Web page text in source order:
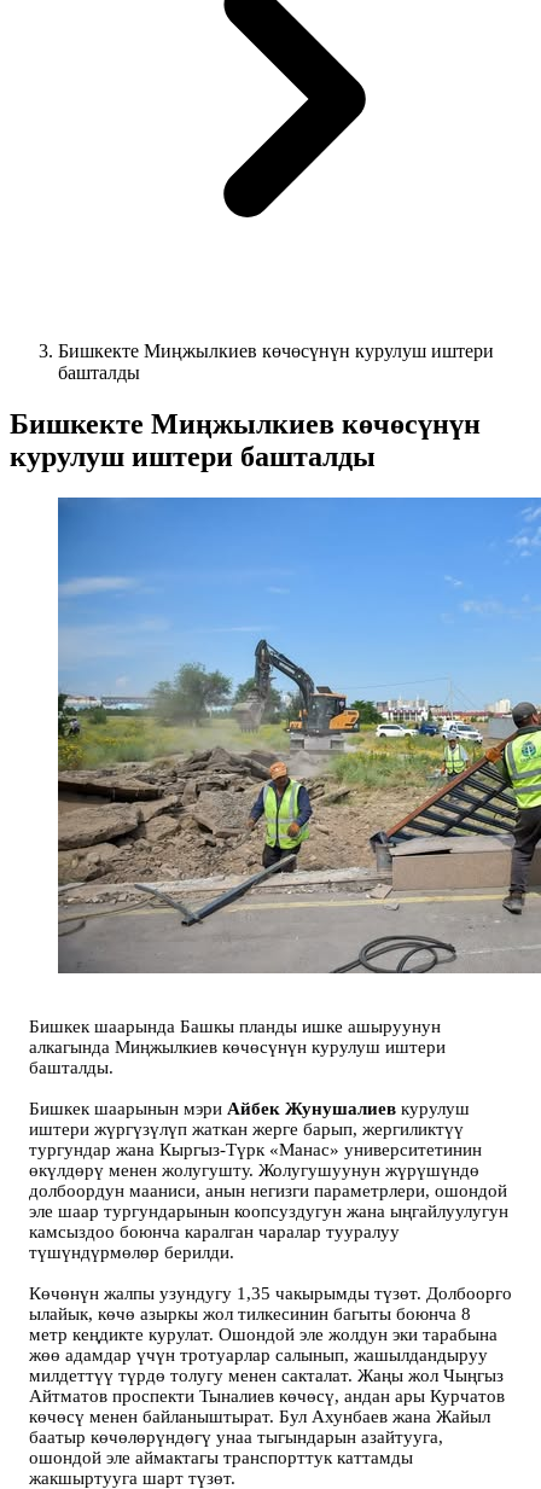
Бишкекте Миңжылкиев көчөсүнүн курулуш иштери
башталды
Бишкекте Миңжылкиев көчөсүнүн
курулуш иштери башталды
Бишкек шаарында Башкы планды ишке ашыруунун
алкагында Миңжылкиев көчөсүнүн курулуш иштери
башталды.
Бишкек шаарынын мэри Айбек Жунушалиев курулуш
иштери жүргүзүлүп жаткан жерге барып, жергиликтүү
тургундар жана Кыргыз-Түрк «Манас» университетинин
өкүлдөрү менен жолугушту. Жолугушуунун жүрүшүндө
долбоордун мааниси, анын негизги параметрлери, ошондой
эле шаар тургундарынын коопсуздугун жана ыңгайлуулугун
камсыздоо боюнча каралган чаралар тууралуу
түшүндүрмөлөр берилди.
Көчөнүн жалпы узундугу 1,35 чакырымды түзөт. Долбоорго
ылайык, көчө азыркы жол тилкесинин багыты боюнча 8
метр кеңдикте курулат. Ошондой эле жолдун эки тарабына
жөө адамдар үчүн тротуарлар салынып, жашылдандыруу
милдеттүү түрдө толугу менен сакталат. Жаңы жол Чыңгыз
Айтматов проспекти Тыналиев көчөсү, андан ары Курчатов
көчөсү менен байланыштырат. Бул Ахунбаев жана Жайыл
баатыр көчөлөрүндөгү унаа тыгындарын азайтууга,
ошондой эле аймактагы транспорттук каттамды
жакшыртууга шарт түзөт.